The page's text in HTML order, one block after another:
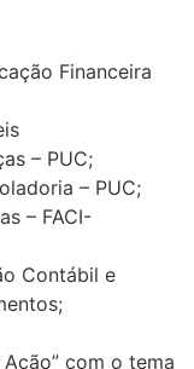
Financeira
– PUC;
– PUC;
– FACI-
Contábil e
com o tema